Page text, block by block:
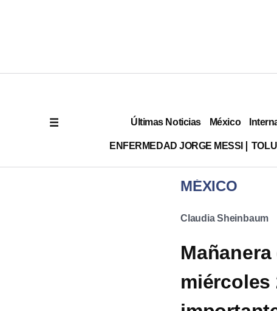
Últimas Noticias México
ENFERMEDAD JORGE MESSI
MÉXICO
Claudia Sheinbaum
miércoles